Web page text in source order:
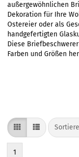
außergewöhnlichen
Dekoration für Ihre
Ostereier oder als
handgefertigten
Diese
Farben und Größen
1